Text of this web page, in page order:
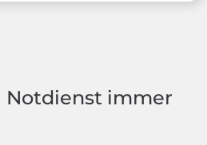
Notdienst immer